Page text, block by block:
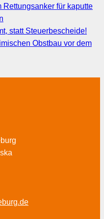
Rettungsanker für kaputte
statt Steuerbescheide!
Obstbau vor dem